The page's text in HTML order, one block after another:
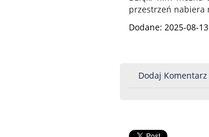
przestrzeń nabiera
Dodane: 2025-08-13
Dodaj Komentarz